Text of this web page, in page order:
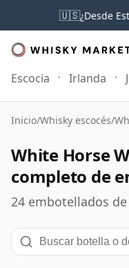
🇺🇸¿Desde
Escocia Irlanda
Inicio/Whisky escocés/
White Horse
completo de
24 embotellados